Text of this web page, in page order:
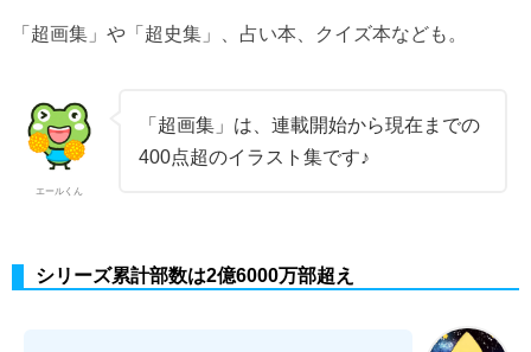
「超画集」や「超史集」、占い本、クイズ本なども。
エールくん
「超画集」は、連載開始から現在までの
400点超のイラスト集です♪
シリーズ累計部数は2億6000万部超え